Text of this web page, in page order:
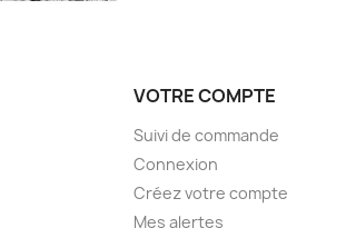
VOTRE COMPTE
Suivi de commande
Connexion
Créez votre compte
Mes alertes